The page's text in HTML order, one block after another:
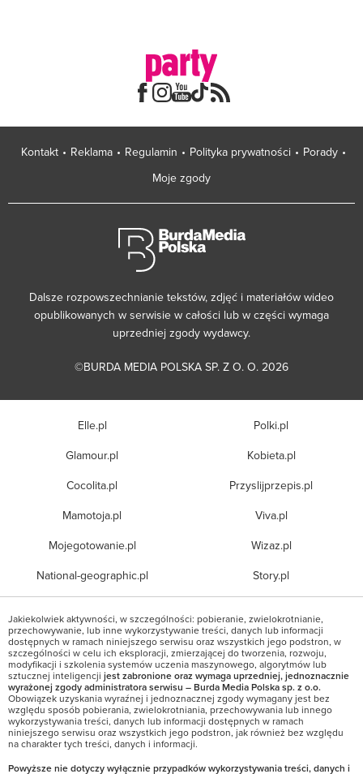
Kontakt Reklama Regulamin Polityka prywatności
Porady
Moje zgody
Dalsze rozpowszechnianie tekstów, zdjęć i materiałów wideo
opublikowanych w serwisie w całości lub w części wymaga
uprzedniej zgody wydawcy.
©BURDA MEDIA POLSKA SP. Z O. O. 2026
Elle.pl
Glamour.pl
Cocolita.pl
Mamotoja.pl
Mojegotowanie.pl
National-geographic.pl
Polki.pl
Kobieta.pl
Przyslijprzepis.pl
Viva.pl
Wizaz.pl
Story.pl
Jakiekolwiek aktywności, w szczególności: pobieranie, zwielokrotnianie,
przechowywanie, lub inne wykorzystywanie treści, danych lub informacji
dostępnych w ramach niniejszego serwisu oraz wszystkich jego podstron, w
szczególności w celu ich eksploracji, zmierzającej do tworzenia, rozwoju,
modyfikacji i szkolenia systemów uczenia maszynowego, algorytmów lub
sztucznej inteligencji jest zabronione oraz wymaga uprzedniej, jednoznacznie
wyrażonej zgody administratora serwisu – Burda Media Polska sp. z o.o.
Obowiązek uzyskania wyraźnej i jednoznacznej zgody wymagany jest bez
względu sposób pobierania, zwielokrotniania, przechowywania lub innego
wykorzystywania treści, danych lub informacji dostępnych w ramach
niniejszego serwisu oraz wszystkich jego podstron, jak również bez względu
na charakter tych treści, danych i informacji.
Powyższe nie dotyczy wyłącznie przypadków wykorzystywania treści, danych i